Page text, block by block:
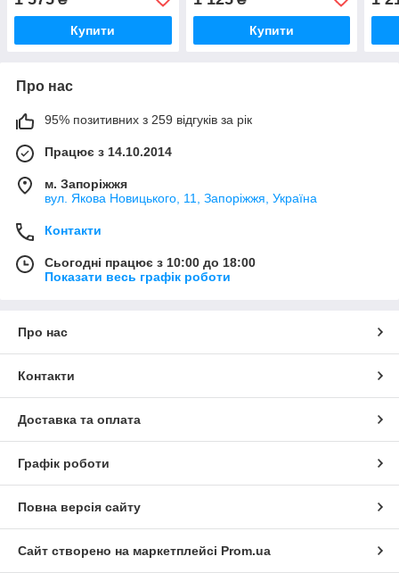
Купити Купити
Про нас
95% позитивних з 259 відгуків за рік
Працює з 14.10.2014
м. Запоріжжя
вул. Якова Новицького, 11, Запоріжжя, Україна
Контакти
Сьогодні працює з 10:00 до 18:00
Показати весь графік роботи
Про нас
Контакти
Доставка та оплата
Графік роботи
Повна версія сайту
Сайт створено на маркетплейсі Prom.ua